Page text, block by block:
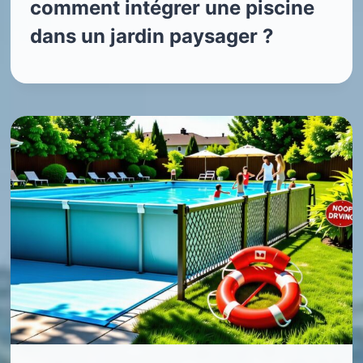
comment intégrer une piscine
dans un jardin paysager ?